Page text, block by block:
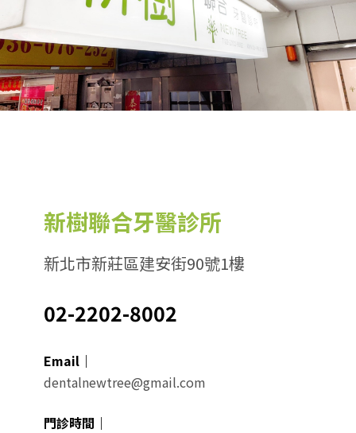
新樹聯合牙醫診所
新北市新莊區建安街90號1樓
02-2202-8002
Email｜
dentalnewtree@gmail.com
門診時間｜